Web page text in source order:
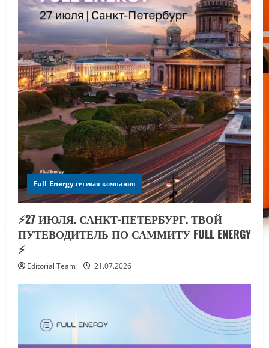
Full Energy сетевая компания
⚡️27 ИЮЛЯ. САНКТ-ПЕТЕРБУРГ. ТВОЙ
ПУТЕВОДИТЕЛЬ ПО САММИТУ FULL ENERGY
⚡️
Editorial Team 21.07.2026